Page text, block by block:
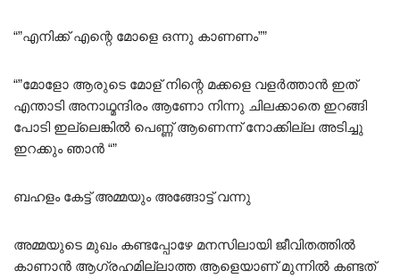
“”എനിക്ക് എന്റെ മോളെ ഒന്നു കാണണം””
“”മോളോ ആരുടെ മോള് നിന്റെ മക്കളെ വളർത്താൻ ഇത്
എന്താടി അനാഥ്മന്ദിരം ആണോ നിന്നു ചിലക്കാതെ ഇറങ്ങി
പോടി ഇല്ലെങ്കിൽ പെണ്ണ് ആണെന്ന് നോക്കില്ല അടിച്ചു
ഇറക്കും ഞാൻ “”
ബഹളം കേട്ട് അമ്മയും അങ്ങോട്ട് വന്നു
അമ്മയുടെ മുഖം കണ്ടപ്പോഴേ മനസിലായി ജീവിതത്തിൽ
കാണാൻ ആഗ്രഹമില്ലാത്ത ആളെയാണ്‌ മുന്നിൽ കണ്ടത്‌